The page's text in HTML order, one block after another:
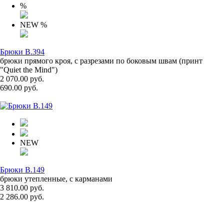
%
NEW %
Брюки B.394
брюки прямого кроя, с разрезами по боковым швам (принт
"Quiet the Mind")
2 070.00 руб.
690.00 руб.
NEW
Брюки B.149
брюки утепленные, с карманами
3 810.00 руб.
2 286.00 руб.